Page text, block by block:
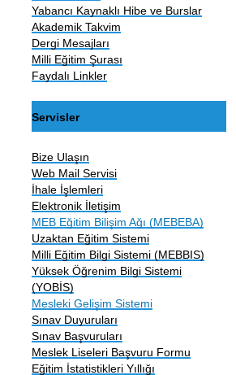
Yabancı Kaynaklı Hibe ve Burslar
Akademik Takvim
Dergi Mesajları
Milli Eğitim Şurası
Faydalı Linkler
Servisler
Bize Ulaşın
Web Mail Servisi
İhale İşlemleri
Elektronik İletişim
MEB Eğitim Bilişim Ağı (MEBEBA)
Uzaktan Eğitim Sistemi
Milli Eğitim Bilgi Sistemi (MEBBIS)
Yüksek Öğrenim Bilgi Sistemi
(YOBİS)
Mesleki Gelişim Sistemi
Sınav Duyuruları
Sınav Başvuruları
Meslek Liseleri Başvuru Formu
Eğitim İstatistikleri Yıllığı